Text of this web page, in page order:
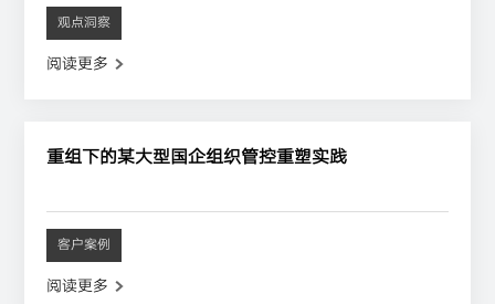
观点洞察
阅读更多
重组下的某大型国企组织管控重塑实践
客户案例
阅读更多